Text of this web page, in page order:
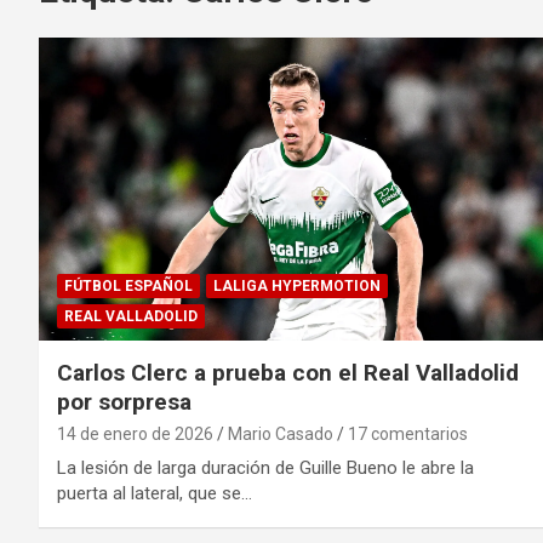
FÚTBOL ESPAÑOL
LALIGA HYPERMOTION
REAL VALLADOLID
Carlos Clerc a prueba con el Real Valladolid
por sorpresa
14 de enero de 2026 Mario Casado 17 comentarios
La lesión de larga duración de Guille Bueno le abre la
puerta al lateral, que se…